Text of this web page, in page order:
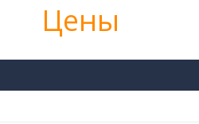
Цены